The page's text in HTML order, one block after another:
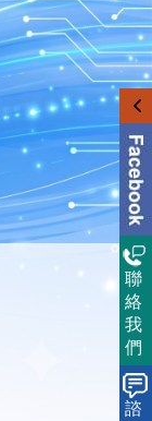
聯
絡
我
們
諮